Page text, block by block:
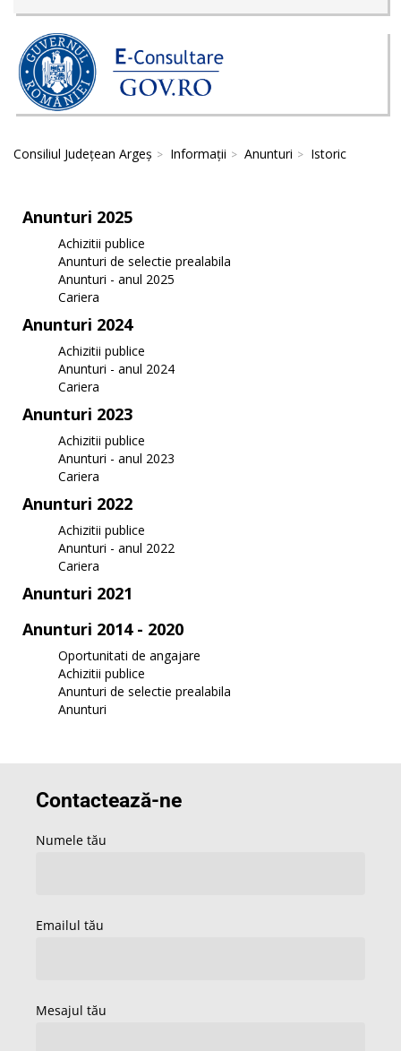
Consiliul Județean Argeș Informații Anunturi Istoric
Anunturi 2025
Achizitii publice
Anunturi de selectie prealabila
Anunturi - anul 2025
Cariera
Anunturi 2024
Achizitii publice
Anunturi - anul 2024
Cariera
Anunturi 2023
Achizitii publice
Anunturi - anul 2023
Cariera
Anunturi 2022
Achizitii publice
Anunturi - anul 2022
Cariera
Anunturi 2021
Anunturi 2014 - 2020
Oportunitati de angajare
Achizitii publice
Anunturi de selectie prealabila
Anunturi